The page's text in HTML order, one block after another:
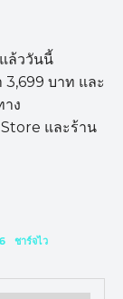
ล้ววันนี้
บาท และ
ง
และร้าน
ชาร์จไว